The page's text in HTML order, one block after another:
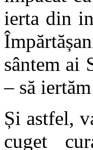
ierta din
sântem ai
– să
Și astfel,
cuget